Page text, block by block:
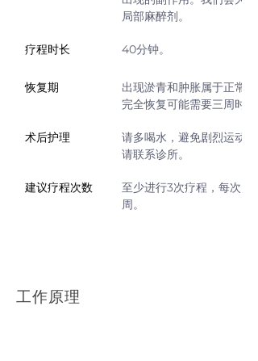
局部麻醉剂。
疗程时长 40分钟。
恢复期
出现淤青和肿胀属于正常现
完全恢复可能需要三周时间
术后护理
请多喝水，避免剧烈运动。
请联系诊所。
建议疗程次数
至少进行3次疗程，每次间
周。
工作原理